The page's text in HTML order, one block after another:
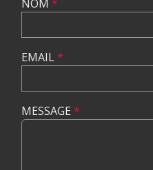
NOM *
EMAIL*
MESSAGE *